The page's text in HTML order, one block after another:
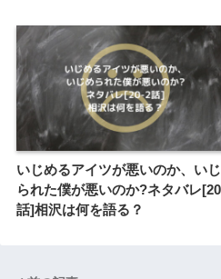
いじめるアイツが悪いのか、い
られた僕が悪いのか?ネタバレ
話]相沢は何を語る？